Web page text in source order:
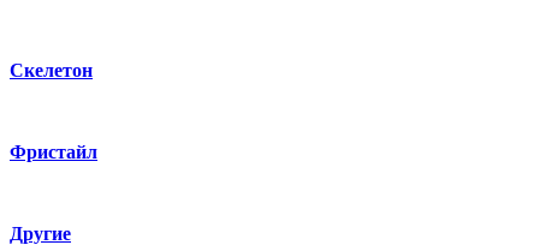
Скелетон
Фристайл
Другие